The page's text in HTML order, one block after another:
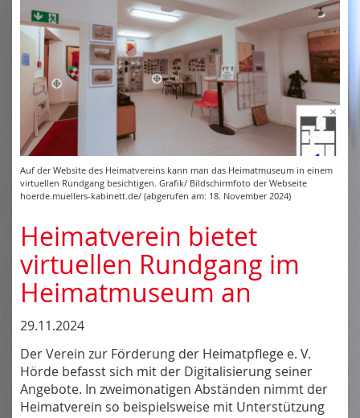
Auf der Website des Heimatvereins kann man das Heimatmuseum in einem
virtuellen Rundgang besichtigen. Grafik/ Bildschirmfoto der Webseite
hoerde.muellers-kabinett.de/ (abgerufen am: 18. November 2024)
Heimatverein bietet
virtuellen Rundgang im
Heimatmuseum an
29.11.2024
Der Verein zur Förderung der Heimatpflege e. V.
Hörde befasst sich mit der Digitalisierung seiner
Angebote. In zweimonatigen Abständen nimmt der
Heimatverein so beispielsweise mit Unterstützung